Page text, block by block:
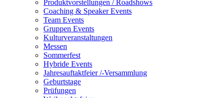
Produktvorstellungen / Roadshows
Coaching & Speaker Events
Team Events
Gruppen Events
Kulturveranstaltungen
Messen
Sommerfest
Hybride Events
Jahresauftaktfeier /-Versammlung
Geburtstage
Prüfungen